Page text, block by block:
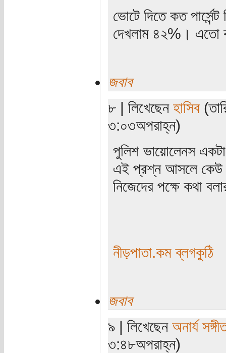
ভোটে দিতে কত
দেখলাম ৪২%। এতো
জবাব
৮ | লিখেছেন হাসিব
৩:০৩অপরাহ্ন)
পুলিশ ভায়োলেনস
এই প্রশ্ন আসলে কেউ
নিজেদের পক্ষে কথা
নীড়পাতা.কম ব্লগকুঠি
জবাব
৯ | লিখেছেন অনার্য
৩:৪৮অপরাহ্ন)